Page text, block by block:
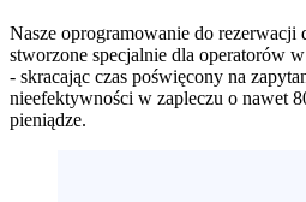
Nasze oprogramowanie do rezerwacji
stworzone specjalnie dla operatorów
- skracając czas poświęcony na
nieefektywności w zapleczu o nawet
pieniądze.